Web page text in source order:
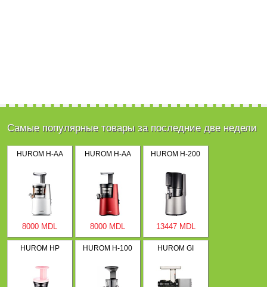
Самые популярные товары за последние две недели
HUROM H-AA
8000 MDL
HUROM H-AA
8000 MDL
HUROM H-200
13447 MDL
HUROM HP HUROM H-100 HUROM GI